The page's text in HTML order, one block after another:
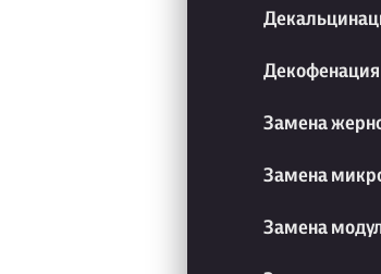
Декофенация
Замена
Замена
Замена